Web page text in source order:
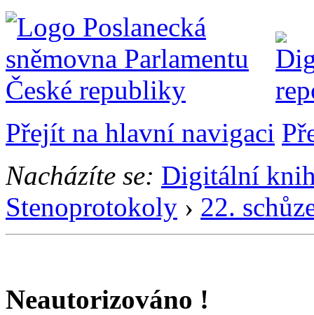
Přejít na hlavní navigaci
Nacházíte se: Digitální
Stenoprotokoly › 22.
Neautorizováno !